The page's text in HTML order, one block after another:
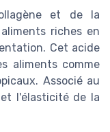
et de la
riches en
Cet acide
aliments comme
Associé au
l'élasticité de la